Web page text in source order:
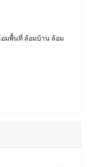
มพื้นที่ ล้อมบ้าน ล้อม